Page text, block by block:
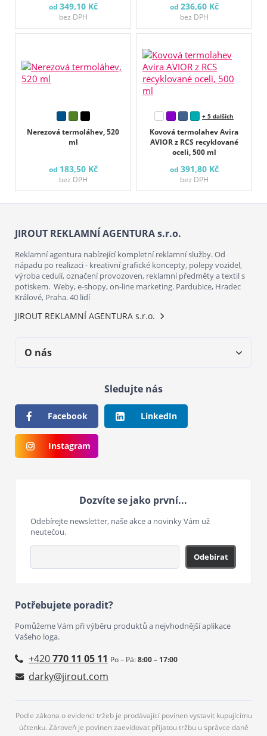
od 349,10 Kč
bez DPH
od 236,60 Kč
bez DPH
Nerezová termoláhev, 520
ml
od 183,50 Kč
bez DPH
Kovová termolahev Avira
AVIOR z RCS recyklované
oceli, 500 ml
+ 5 dalších
od 391,80 Kč
bez DPH
JIROUT REKLAMNÍ AGENTURA s.r.o.
Reklamní agentura nabízející kompletní reklamní služby. Od
nápadu po realizaci - kreativní grafické koncepty, polepy vozidel,
výroba cedulí, označení provozoven, reklamní předměty a textil s
potiskem. Weby, e-shopy, on-line marketing. Pardubice, Hradec
Králové, Praha. 40 lidí
JIROUT REKLAMNÍ AGENTURA s.r.o.
O nás
Sledujte nás
Facebook LinkedIn
Instagram
Dozvíte se jako první...
Odebírejte newsletter, naše akce a novinky Vám už
neutečou.
Odebírat
Potřebujete poradit?
Pomůžeme Vám při výběru produktů a nejvhodnější aplikace
Vašeho loga.
+420770 11 05 11 Po – Pá:8:00 – 17:00
darky@jirout.com
Podle zákona o evidenci tržeb je prodávající povinen vystavit kupujícímu
účtenku. Zároveň je povinen zaevidovat přijatou tržbu u správce daně